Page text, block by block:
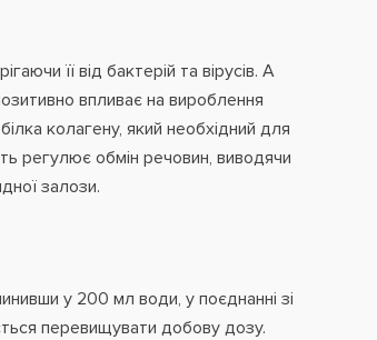
її від бактерій та вірусів. А
впливає на вироблення
колагену, який необхідний для
регулює обмін речовин, виводячи
залози.
у 200 мл води, у поєднанні зі
перевищувати добову дозу.